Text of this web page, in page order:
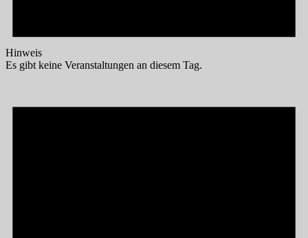
Hinweis
Es gibt keine Veranstaltungen an diesem Tag.